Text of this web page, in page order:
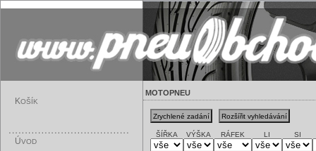
KOŠÍK
ÚVOD
MOTOPNEU
ŠÍŘKA VÝŠKA RÁFEK LI SI